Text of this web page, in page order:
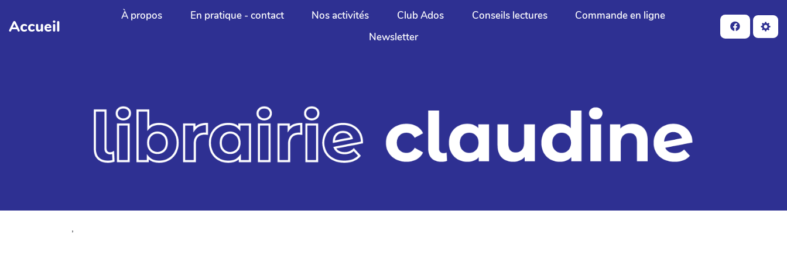
Aller au contenu principal
Accueil
À propos En pratique - contact Nos activités Club Ados Conseils lectures
Commande en ligne
Newsletter
,